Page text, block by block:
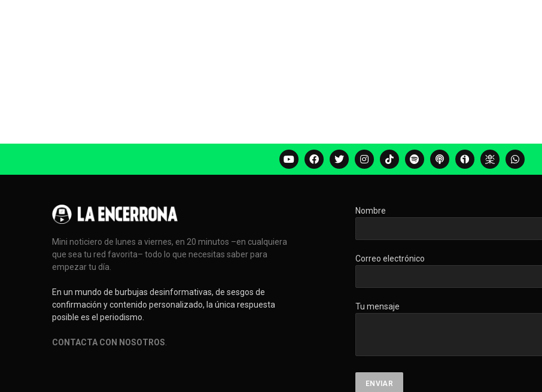
Mini noticiero de lunes a viernes, en 20 minutos –en cualquiera
que sea tu red favorita– todo lo que necesitas saber para
empezar tu día.
En un mundo de burbujas desinformativas, de sesgos de
confirmación y contenido personalizado, la única respuesta
posible es el periodismo.
CONTACTA CON NOSOTROS
Nombre
Correo electrónico
Tu mensaje